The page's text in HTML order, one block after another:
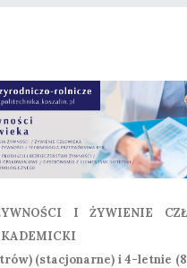
I ŻYWIENIE
(stacjonarne) i 4-letnie